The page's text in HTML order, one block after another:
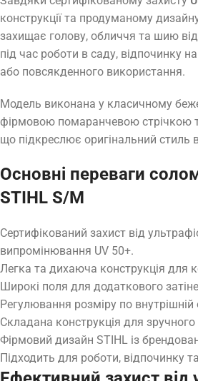
конструкції та продуманому
захищає голову, обличчя та шию
під час роботи в саду, відпочинку
або повсякденного використання.
Модель виконана у класичному
фірмовою помаранчевою стрічкою
що підкреслює оригінальний стиль
Основні переваги
STIHL S/M
Сертифікований захист від
випромінювання UV 50+.
Легка та дихаюча конструкція для
Широкі поля для додаткового
Регулювання розміру по внутрішній
Складана конструкція для
Фірмовий дизайн STIHL із
Підходить для роботи, відпочинку